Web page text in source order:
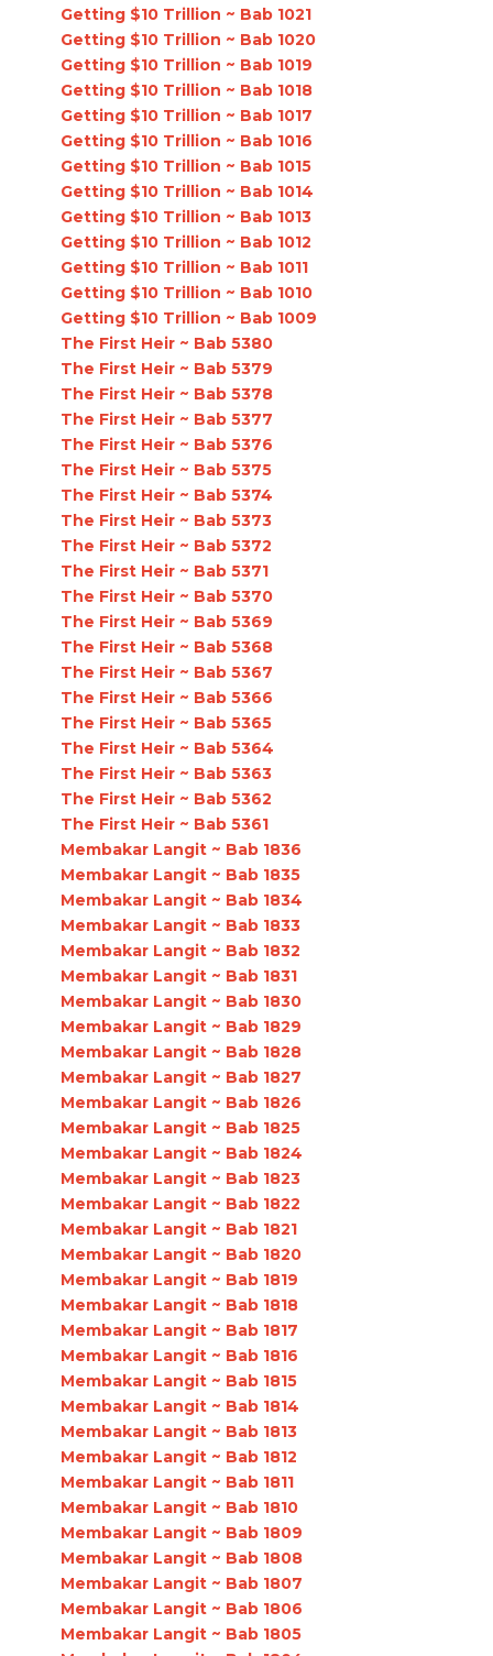
Getting $10 Trillion ~ Bab 1021
Getting $10 Trillion ~ Bab 1020
Getting $10 Trillion ~ Bab 1019
Getting $10 Trillion ~ Bab 1018
Getting $10 Trillion ~ Bab 1017
Getting $10 Trillion ~ Bab 1016
Getting $10 Trillion ~ Bab 1015
Getting $10 Trillion ~ Bab 1014
Getting $10 Trillion ~ Bab 1013
Getting $10 Trillion ~ Bab 1012
Getting $10 Trillion ~ Bab 1011
Getting $10 Trillion ~ Bab 1010
Getting $10 Trillion ~ Bab 1009
The First Heir ~ Bab 5380
The First Heir ~ Bab 5379
The First Heir ~ Bab 5378
The First Heir ~ Bab 5377
The First Heir ~ Bab 5376
The First Heir ~ Bab 5375
The First Heir ~ Bab 5374
The First Heir ~ Bab 5373
The First Heir ~ Bab 5372
The First Heir ~ Bab 5371
The First Heir ~ Bab 5370
The First Heir ~ Bab 5369
The First Heir ~ Bab 5368
The First Heir ~ Bab 5367
The First Heir ~ Bab 5366
The First Heir ~ Bab 5365
The First Heir ~ Bab 5364
The First Heir ~ Bab 5363
The First Heir ~ Bab 5362
The First Heir ~ Bab 5361
Membakar Langit ~ Bab 1836
Membakar Langit ~ Bab 1835
Membakar Langit ~ Bab 1834
Membakar Langit ~ Bab 1833
Membakar Langit ~ Bab 1832
Membakar Langit ~ Bab 1831
Membakar Langit ~ Bab 1830
Membakar Langit ~ Bab 1829
Membakar Langit ~ Bab 1828
Membakar Langit ~ Bab 1827
Membakar Langit ~ Bab 1826
Membakar Langit ~ Bab 1825
Membakar Langit ~ Bab 1824
Membakar Langit ~ Bab 1823
Membakar Langit ~ Bab 1822
Membakar Langit ~ Bab 1821
Membakar Langit ~ Bab 1820
Membakar Langit ~ Bab 1819
Membakar Langit ~ Bab 1818
Membakar Langit ~ Bab 1817
Membakar Langit ~ Bab 1816
Membakar Langit ~ Bab 1815
Membakar Langit ~ Bab 1814
Membakar Langit ~ Bab 1813
Membakar Langit ~ Bab 1812
Membakar Langit ~ Bab 1811
Membakar Langit ~ Bab 1810
Membakar Langit ~ Bab 1809
Membakar Langit ~ Bab 1808
Membakar Langit ~ Bab 1807
Membakar Langit ~ Bab 1806
Membakar Langit ~ Bab 1805